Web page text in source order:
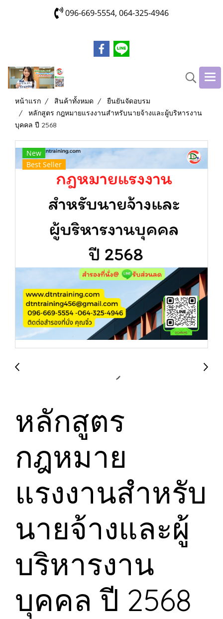
096-669-5554, 064-325-4946
หน้าแรก สินค้าทั้งหมด
ยืนยันจัดอบรม
หลักสูตร กฎหมายแรงงานสำหรับนายจ้างและผู้บริหารงาน
บุคคล ปี 2568
New
Best Seller
หลักสูตร
กฎหมาย
แรงงานสำหรับ
นายจ้างและผู้
บริหารงาน
บุคคล ปี 2568